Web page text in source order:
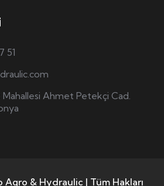
51
Ahmet Petekçi Cad.
& Hydraulic | Tüm Hakları